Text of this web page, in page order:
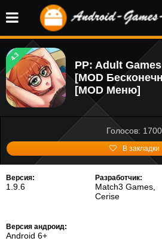
4.3
PP: Adult
[MOD
[MOD Меню]
Голосов: 1700
В закладки
Версия:
1.9.6
Разработчик:
Match3 Games,
Cerise
Версия андроид:
Android 6+